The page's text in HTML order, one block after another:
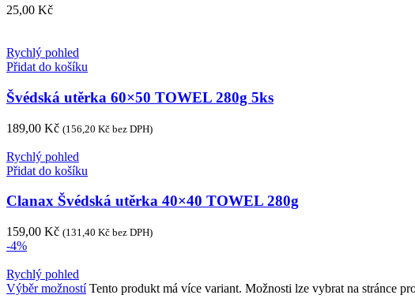
25,00 Kč
Rychlý pohled
Přidat do košíku
Švédská utěrka 60×50 TOWEL 280g 5ks
189,00 Kč (156,20 Kč bez DPH)
Rychlý pohled
Přidat do košíku
Clanax Švédská utěrka 40×40 TOWEL 280g
159,00 Kč (131,40 Kč bez DPH)
-4%
Rychlý pohled
Výběr možností Tento produkt má více variant. Možnosti lze vybrat na stránce